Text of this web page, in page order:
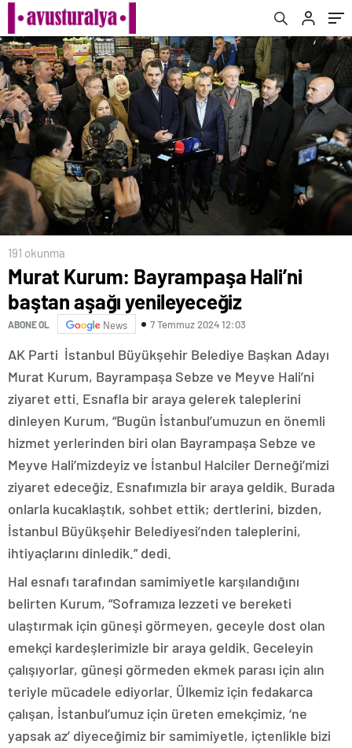
191 okunma
Murat Kurum: Bayrampaşa Hali’ni
baştan aşağı yenileyeceğiz
ABONE OL News 7 Temmuz 2024 12:03
AK Parti İstanbul Büyükşehir Belediye Başkan Adayı
Murat Kurum, Bayrampaşa Sebze ve Meyve Hali’ni
ziyaret etti. Esnafla bir araya gelerek taleplerini
dinleyen Kurum, “Bugün İstanbul’umuzun en önemli
hizmet yerlerinden biri olan Bayrampaşa Sebze ve
Meyve Hali’mizdeyiz ve İstanbul Halciler Derneği’mizi
ziyaret edeceğiz. Esnafımızla bir araya geldik. Burada
onlarla kucaklaştık, sohbet ettik; dertlerini, bizden,
İstanbul Büyükşehir Belediyesi’nden taleplerini,
ihtiyaçlarını dinledik.” dedi.
Hal esnafı tarafından samimiyetle karşılandığını
belirten Kurum, “Soframıza lezzeti ve bereketi
ulaştırmak için güneşi görmeyen, geceyle dost olan
emekçi kardeşlerimizle bir araya geldik. Geceleyin
çalışıyorlar, güneşi görmeden ekmek parası için alın
teriyle mücadele ediyorlar. Ülkemiz için fedakarca
çalışan, İstanbul’umuz için üreten emekçimiz, ‘ne
yapsak az’ diyeceğimiz bir samimiyetle, içtenlikle bizi